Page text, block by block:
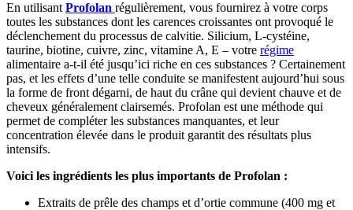
En utilisant Profolan régulièrement, vous fournirez à votre corps
toutes les substances dont les carences croissantes ont provoqué le
déclenchement du processus de calvitie. Silicium, L-cystéine,
taurine, biotine, cuivre, zinc, vitamine A, E – votre régime
alimentaire a-t-il été jusqu’ici riche en ces substances ? Certainement
pas, et les effets d’une telle conduite se manifestent aujourd’hui sous
la forme de front dégarni, de haut du crâne qui devient chauve et de
cheveux généralement clairsemés. Profolan est une méthode qui
permet de compléter les substances manquantes, et leur
concentration élevée dans le produit garantit des résultats plus
intensifs.
Voici les ingrédients les plus importants de Profolan :
Extraits de prêle des champs et d’ortie commune (400 mg et